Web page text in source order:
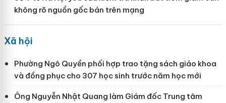
không rõ nguồn gốc bán trên mạng
Xã hội
Phường Ngô Quyền phối hợp trao tặng sách giáo khoa
và đồng phục cho 307 học sinh trước năm học mới
Ông Nguyễn Nhật Quang làm Giám đốc Trung tâm